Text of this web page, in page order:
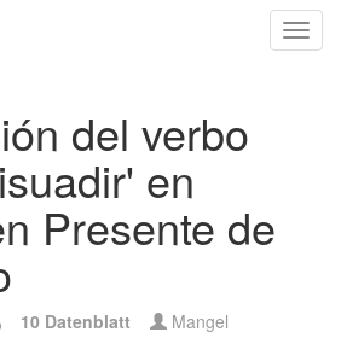
del verbo
en
Presente de
10 Datenblatt Mangel